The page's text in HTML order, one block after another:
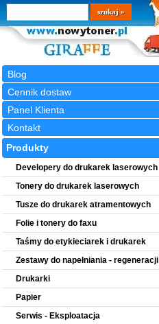
Blog
Cennik dostaw
Panel Klienta
Kontakt
Wyszukiwarka
szukaj
Produkty
Developery do drukarek laserowych
Tonery do drukarek laserowych
Tusze do drukarek atramentowych
Folie i tonery do faxu
Taśmy do etykieciarek i drukarek
Zestawy do napełniania - regeneracji
Drukarki
Papier
Serwis - Eksploatacja